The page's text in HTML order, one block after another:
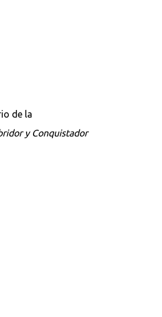
de la
y Conquistador